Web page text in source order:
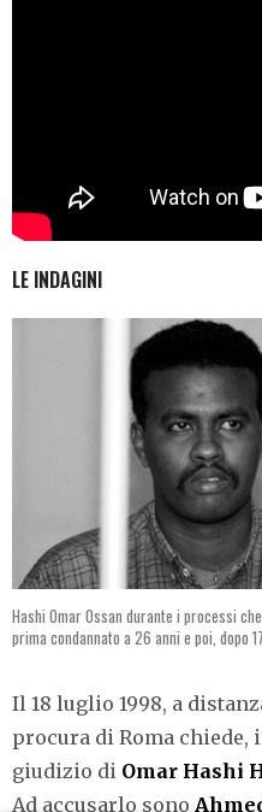
LE INDAGINI
Hashi Omar Ossan durante i processi
prima condannato a 26 anni e poi, dopo
Il 18 luglio 1998, a
procura di Roma
giudizio di Omar Hashi
Ad accusarlo sono